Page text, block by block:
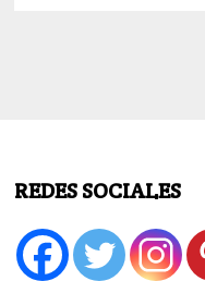
REDES SOCIALES